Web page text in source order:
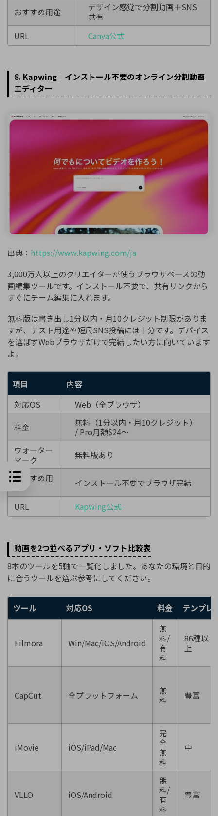
おすすめ用途
デザイン感覚で分割動画＋SNS
共有
URL
Canva公式
8. Kapwing｜インストール不要のオンライン分割動画
エディター
出典： https://www.kapwing.com/ja
3,000万人以上のクリエイターが使うブラウザベースの動
画編集ツールです。インストール不要で、共有リンクから
すぐにチーム編集に入れます。
無料版は書き出し1分以内・月10クレジット制限がありま
すが、テスト用途や短尺SNS投稿には十分です。デバイス
を選ばずWebブラウザだけで完結したい方に向いています
よ。
項目
内容
対応OS
Web（全ブラウザ）
料金
無料（1分以内・月10クレジット）
/ Pro月額$24〜
ウォーター
マーク
無料版あり
おすすめ用
インストール不要でブラウザ完結
URL Kapwing公式
動画を2つ並べるアプリ・ソフト比較表
8本のツールを5軸で一覧化しました。あなたの環境と目的
に合うツールを選ぶ参考にしてください。
ツール 対応OS 料金 テンプレ
Filmora Win/Mac/iOS/Android
無
料/
有
料
86種以
上
CapCut 全プラットフォーム
無
料
豊富
iMovie iOS/iPad/Mac
完
全
無
料
中
VLLO iOS/Android
無
料/
有
料
豊富